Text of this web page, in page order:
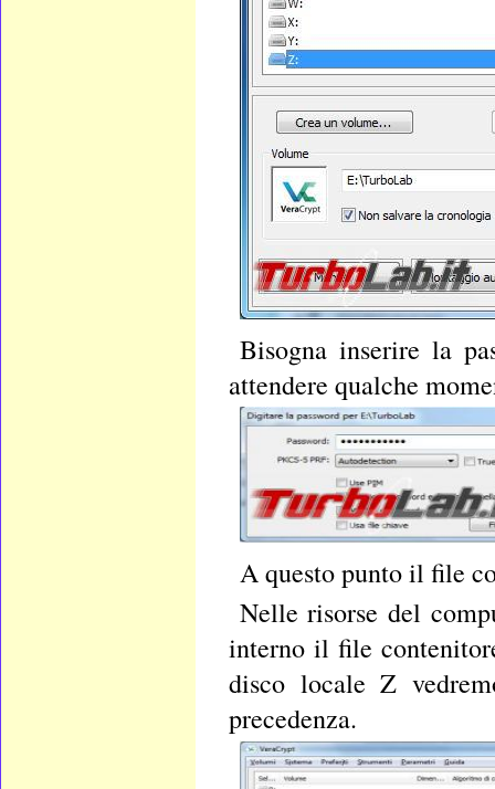
Bisogna inserire la
attendere qualche
A questo punto il file
Nelle risorse del
interno il file
disco locale Z
precedenza.